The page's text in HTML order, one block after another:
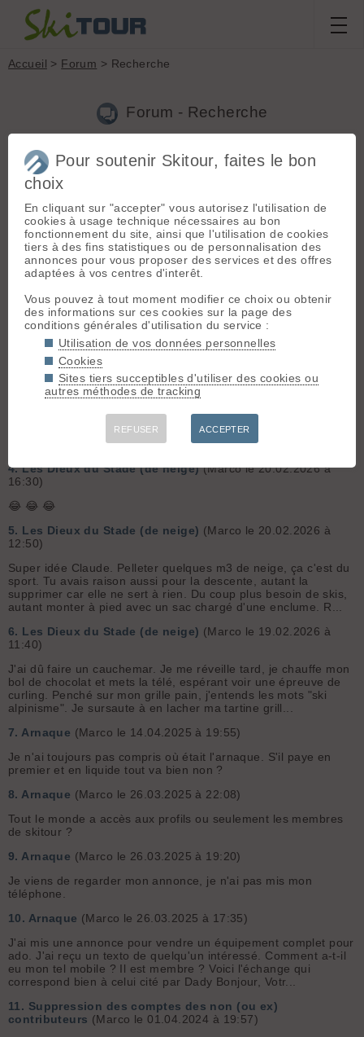
Accueil > Forum > Recherche
Forum - Recherche
Nouveau sujet|Voir tous les sujets
129 résultats
Bestiole(Marco le 24.04.2026 à 10:17)
Merci, je m'en doutais un peu. J'espérais que ce soit un loup,
mais ce serait un p'tit loup du coup.
Bestiole(Marco le 24.04.2026 à 08:04)
C'est quelle bestiole qui se balade à Casserousse ? je pense
que ce n'est ni un tétras lyre, ni un collant-pipette...
https://www.skaping.com/chamrousse/panorama-casserousse?
archives=MTc3NzAwNjgwMA-YQ
Les Dieux du Stade (de neige)
être plus d'ailleurs, et on en bavait autant que maintenant mais
en en faisant beaucoup moins. On revenait illuminés pareil,
peut-être un peu plus car les ampoules étaient bien plus...
4.Les Dieux du Stade (de neige)(Marco le 20.02.2026 à
16:30)
😂 😂 😂
5. Les Dieux du Stade (de neige) (Marco le 20.02.2026 à
12:50)
Super idée Claude. Pelleter quelques m3 de neige, ça c'est du
sport. Tu avais raison aussi pour la descente, autant la
supprimer car elle ne sert à rien. Du coup plus besoin de skis,
autant monter à pied avec un sac chargé d'une enclume. R...
6. Les Dieux du Stade (de neige) (Marco le 19.02.2026 à
11:40)
J'ai dû faire un cauchemar. Je me réveille tard, je chauffe mon
bol de chocolat et mets la télé, espérant voir une épreuve de
curling. Penché sur mon grille pain, j'entends les mots "ski
alpinisme". Je sursaute à en lacher ma tartine grill...
7. Arnaque (Marco le 14.04.2025 à 19:55)
Je n'ai toujours pas compris où était l'arnaque. S'il paye en
premier et en liquide tout va bien non ?
8. Arnaque (Marco le 26.03.2025 à 22:08)
Tout le monde a accès aux profils ou seulement les membres
de skitour ?
9. Arnaque (Marco le 26.03.2025 à 19:20)
Je viens de regarder mon annonce, je n'ai pas mis mon
téléphone.
10. Arnaque (Marco le 26.03.2025 à 17:35)
J'ai mis une annonce pour vendre un équipement complet pour
ado. J'ai reçu un texto de quelqu'un intéressé. Comment a-t-il
eu mon tel mobile ? Il est membre ? Voici l'échange qui
correspond bien à celui cité par Dady Bonjour, Votr...
11. Suppression des comptes des non (ou ex)
contributeurs (Marco le 01.04.2024 à 19:57)
Pour soutenir Skitour, faites le bon
choix
En cliquant sur "accepter" vous autorisez l'utilisation de
cookies à usage technique nécessaires au bon
fonctionnement du site, ainsi que l'utilisation de cookies
tiers à des fins statistiques ou de personnalisation des
annonces pour vous proposer des services et des offres
adaptées à vos centres d'interêt.
Vous pouvez à tout moment modifier ce choix ou obtenir
des informations sur ces cookies sur la page des
conditions générales d'utilisation du service :
Utilisation de vos données personnelles
Cookies
Sites tiers succeptibles d'utiliser des cookies ou
autres méthodes de tracking
REFUSER ACCEPTER